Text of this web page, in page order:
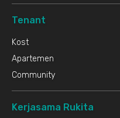
Tenant
Kost
Apartemen
Community
Kerjasama Rukita